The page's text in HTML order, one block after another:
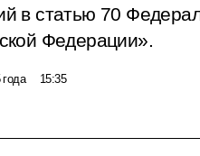
в статью 70
Федерации».
15:35